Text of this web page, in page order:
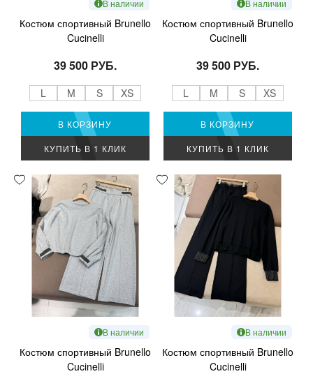
В наличии
Костюм спортивный Brunello
Cucinelli
39 500 РУБ.
L M S XS
В КОРЗИНУ
КУПИТЬ В 1 КЛИК
В наличии
Костюм спортивный Brunello
Cucinelli
39 500 РУБ.
L M S XS
В КОРЗИНУ
КУПИТЬ В 1 КЛИК
В наличии
Костюм спортивный Brunello
Cucinelli
В наличии
Костюм спортивный Brunello
Cucinelli